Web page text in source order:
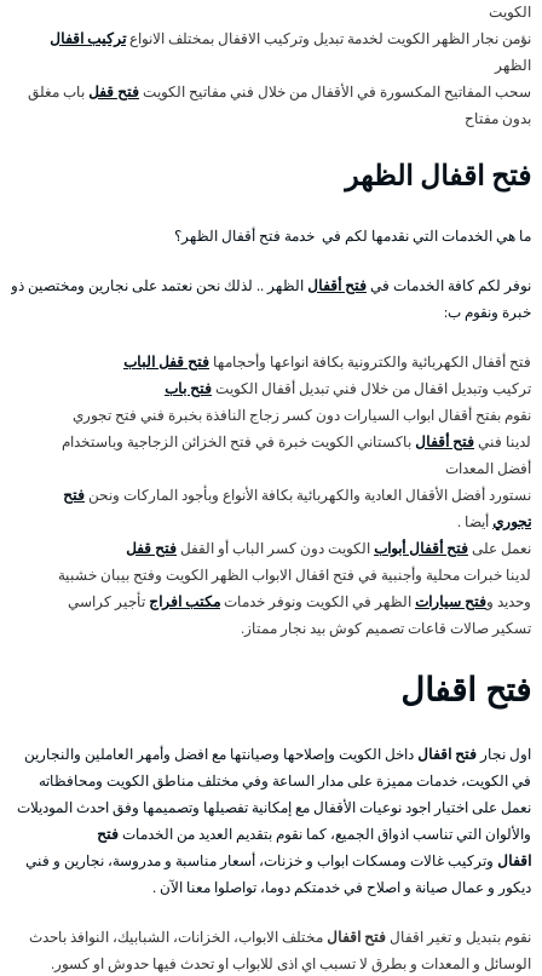
الكويت
نؤمن نجار الظهر الكويت لخدمة تبديل وتركيب الاقفال بمختلف الانواعتركيب اقفال
الظهر
سحب المفاتيح المكسورة في الأقفال من خلال فني مفاتيح الكويتفتح قفلباب مغلق
بدون مفتاح
فتح اقفال الظهر
ما هي الخدمات التي نقدمها لكم في خدمة فتح أقفال الظهر؟
نوفر لكم كافة الخدمات فيفتح أقفالالظهر .. لذلك نحن نعتمد على نجارين ومختصين ذو
خبرة ونقوم ب:
فتح أقفال الكهربائية والكترونية بكافة انواعها وأحجامها فتح قفل الباب
تركيب وتبديل اقفال من خلال فني تبديل أقفال الكويتفتح باب
نقوم بفتح أقفال ابواب السيارات دون كسر زجاج النافذة بخبرة فني فتح تجوري
لدينا فنيفتح أقفالباكستاني الكويت خبرة في فتح الخزائن الزجاجية وباستخدام
أفضل المعدات
نستورد أفضل الأقفال العادية والكهربائية بكافة الأنواع وبأجود الماركات ونحن فتح
تجوريأيضا .
نعمل علىفتح أقفال أبوابالكويت دون كسر الباب أو القفلفتح قفل
لدينا خبرات محلية وأجنبية في فتح اقفال الابواب الظهر الكويت وفتح بيبان خشبية
وحديد وفتح سياراتالظهر في الكويت ونوفر خدماتمكتب افراج تأجير كراسي
تسكير صالات قاعات تصميم كوش بيد نجار ممتاز.
فتح اقفال
اول نجار فتح اقفالداخل الكويت وإصلاحها وصيانتها مع افضل وأمهر العاملين والنجارين
في الكويت، خدمات مميزة على مدار الساعة وفي مختلف مناطق الكويت ومحافظاته
نعمل على اختيار اجود نوعيات الأقفال مع إمكانية تفصيلها وتصميمها وفق احدث الموديلات
والألوان التي تناسب اذواق الجميع، كما نقوم بتقديم العديد من الخدماتفتح
اقفال وتركيب غالات ومسكات ابواب و خزنات، أسعار مناسبة و مدروسة، نجارين و فني
ديكور و عمال صيانة و اصلاح في خدمتكم دوما، تواصلوا معنا الآن .
نقوم بتبديل و تغير اقفالفتح اقفالمختلف الابواب، الخزانات، الشبابيك، النوافذ باحدث
الوسائل و المعدات و بطرق لا تسبب اي اذى للابواب او تحدث فيها حدوش او كسور.